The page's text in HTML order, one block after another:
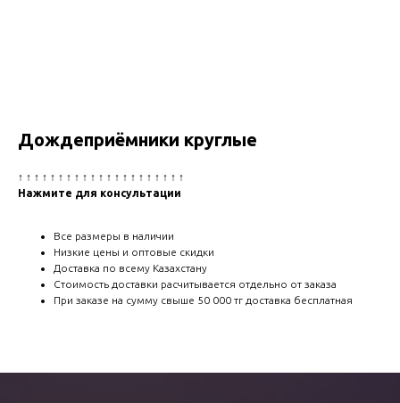
Дождеприёмники круглые
↑ ↑ ↑ ↑ ↑ ↑ ↑ ↑ ↑ ↑ ↑ ↑ ↑ ↑ ↑ ↑ ↑ ↑ ↑ ↑ ↑
Нажмите для консультации
Все размеры в наличии
Низкие цены и оптовые скидки
Доставка по всему Казахстану
Стоимость доставки расчитывается отдельно от заказа
При заказе на сумму свыше 50 000 тг доставка бесплатная